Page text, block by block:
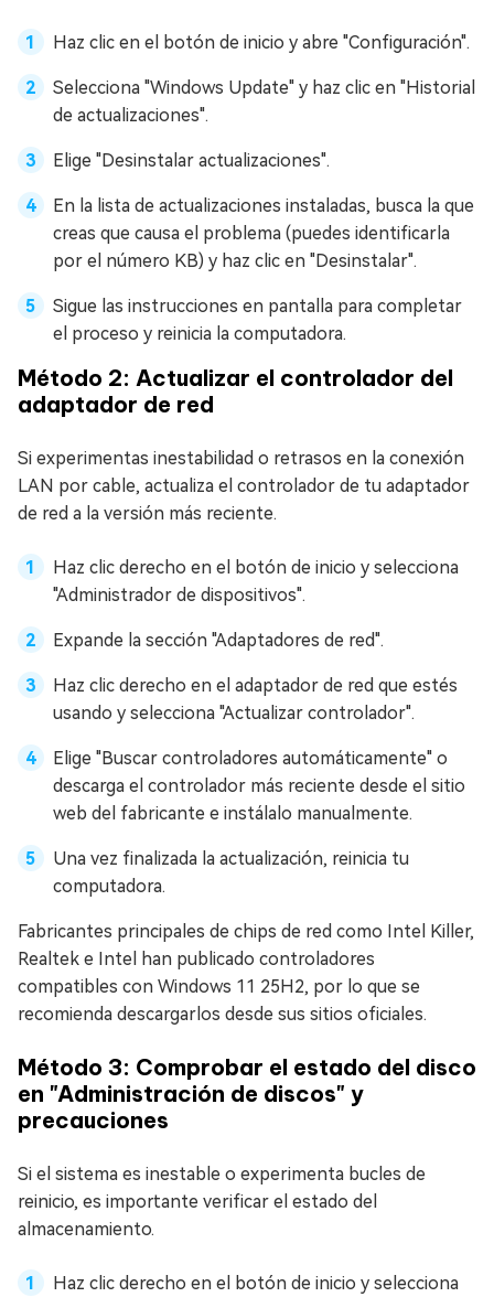
Haz clic en el botón de inicio y abre "Configuración".
Selecciona "Windows Update" y haz clic en "Historial
de actualizaciones".
Elige "Desinstalar actualizaciones".
En la lista de actualizaciones instaladas, busca la que
creas que causa el problema (puedes identificarla
por el número KB) y haz clic en "Desinstalar".
Sigue las instrucciones en pantalla para completar
el proceso y reinicia la computadora.
Método 2: Actualizar el controlador del
adaptador de red
Si experimentas inestabilidad o retrasos en la conexión
LAN por cable, actualiza el controlador de tu adaptador
de red a la versión más reciente.
Haz clic derecho en el botón de inicio y selecciona
"Administrador de dispositivos".
Expande la sección "Adaptadores de red".
Haz clic derecho en el adaptador de red que estés
usando y selecciona "Actualizar controlador".
Elige "Buscar controladores automáticamente" o
descarga el controlador más reciente desde el sitio
web del fabricante e instálalo manualmente.
Una vez finalizada la actualización, reinicia tu
computadora.
Fabricantes principales de chips de red como Intel Killer,
Realtek e Intel han publicado controladores
compatibles con Windows 11 25H2, por lo que se
recomienda descargarlos desde sus sitios oficiales.
Método 3: Comprobar el estado del disco
en "Administración de discos" y
precauciones
Si el sistema es inestable o experimenta bucles de
reinicio, es importante verificar el estado del
almacenamiento.
Haz clic derecho en el botón de inicio y selecciona